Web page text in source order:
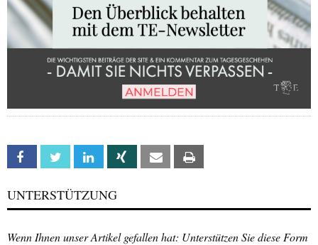
Facebook Twitter Linkedin Xing Email
UNTERSTÜTZUNG
Wenn Ihnen unser Artikel gefallen hat: Unterstützen Sie diese Form